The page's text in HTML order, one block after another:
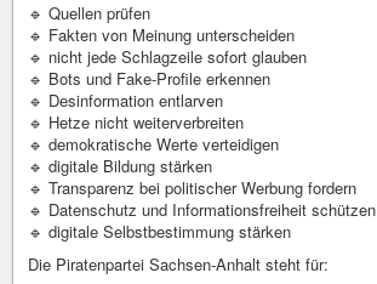
🔹 Quellen prüfen
🔹 Fakten von Meinung unterscheiden
🔹 nicht jede Schlagzeile sofort glauben
🔹 Bots und Fake-Profile erkennen
🔹 Desinformation entlarven
🔹 Hetze nicht weiterverbreiten
🔹 demokratische Werte verteidigen
🔹 digitale Bildung stärken
🔹 Transparenz bei politischer Werbung fordern
🔹 Datenschutz und Informationsfreiheit schützen
🔹 digitale Selbstbestimmung stärken
Die Piratenpartei Sachsen-Anhalt steht für: